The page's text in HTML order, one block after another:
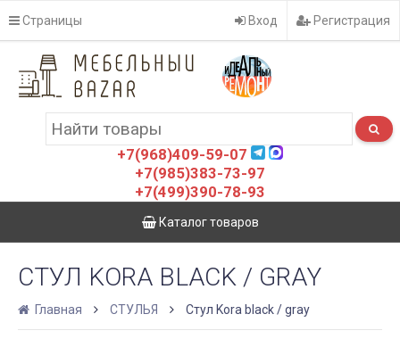
Страницы Вход Регистрация
+7(968)409-59-07
+7(985)383-73-97
+7(499)390-78-93
Каталог товаров
СТУЛ KORA BLACK / GRAY
Главная СТУЛЬЯ Стул Kora black / gray